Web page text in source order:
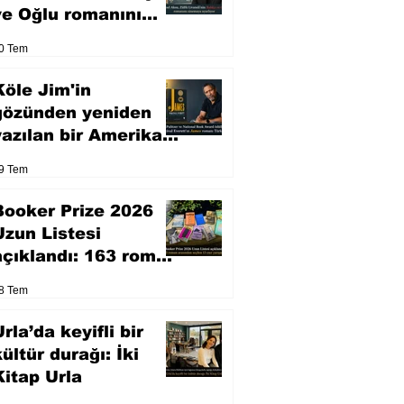
Oğlu romanını
Tem
Jim'in
yeniden
bir Amerikan
Tem
Prize 2026
Listesi
163 roman
Tem
keyifli bir
durağı: İki
Urla